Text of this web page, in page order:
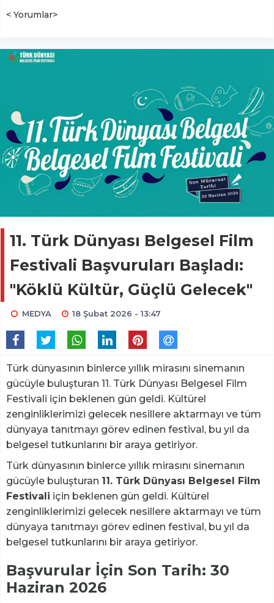
< Yorumlar>
11. Türk Dünyası Belgesel Film
Festivali Başvuruları Başladı:
"Köklü Kültür, Güçlü Gelecek"
MEDYA 18 Şubat 2026 - 13:47
Türk dünyasının binlerce yıllık mirasını sinemanın
gücüyle buluşturan 11. Türk Dünyası Belgesel Film
Festivali için beklenen gün geldi. Kültürel
zenginliklerimizi gelecek nesillere aktarmayı ve tüm
dünyaya tanıtmayı görev edinen festival, bu yıl da
belgesel tutkunlarını bir araya getiriyor.
Türk dünyasının binlerce yıllık mirasını sinemanın
gücüyle buluşturan 11. Türk Dünyası Belgesel Film
Festivali için beklenen gün geldi. Kültürel
zenginliklerimizi gelecek nesillere aktarmayı ve tüm
dünyaya tanıtmayı görev edinen festival, bu yıl da
belgesel tutkunlarını bir araya getiriyor.
Başvurular İçin Son Tarih: 30
Haziran 2026